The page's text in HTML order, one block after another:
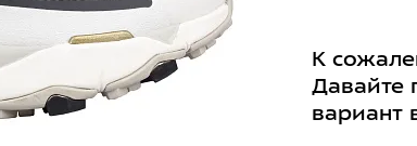
К
Давайте
вариант